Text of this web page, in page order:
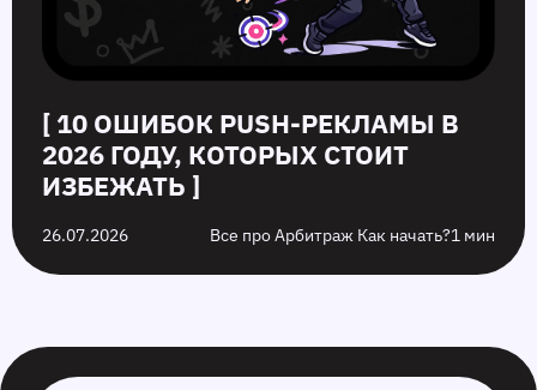
[ 10 ОШИБОК PUSH‑РЕКЛАМЫ В
2026 ГОДУ, КОТОРЫХ СТОИТ
ИЗБЕЖАТЬ ]
26.07.2026 Все про Арбитраж Как начать?1 мин